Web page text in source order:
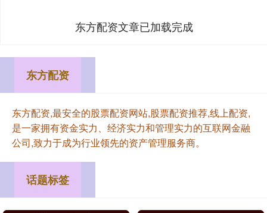
东方配资文章已加载完成
东方配资
东方配资,最安全的股票配资网站,股票配资推荐,线上配资,
是一家拥有资金实力、经济实力和管理实力的互联网金融
公司,致力于成为行业领先的资产管理服务商。
话题标签